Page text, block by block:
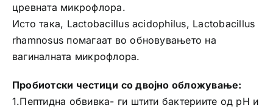
цревната микрофлора.
Исто така, Lactobacillus acidophilus, Lactobacillus
rhamnosus помагаат во обновувањето на
вагиналната микрофлора.
Пробиотски честици со двојно обложување:
1.Пептидна обвивка- ги штити бактериите од pH и